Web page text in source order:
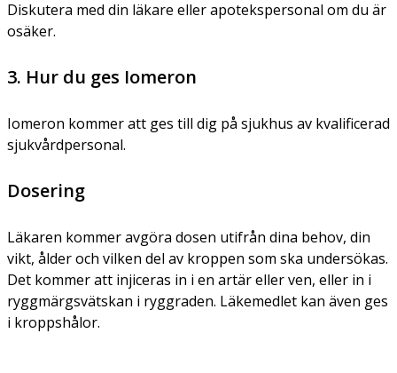
Diskutera med din läkare eller apotekspersonal om du är
osäker.
3. Hur du ges Iomeron
Iomeron kommer att ges till dig på sjukhus av kvalificerad
sjukvårdpersonal.
Dosering
Läkaren kommer avgöra dosen utifrån dina behov, din
vikt, ålder och vilken del av kroppen som ska undersökas.
Det kommer att injiceras in i en artär eller ven, eller in i
ryggmärgsvätskan i ryggraden. Läkemedlet kan även ges
i kroppshålor.